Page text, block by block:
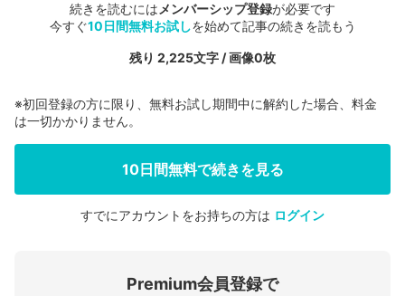
続きを読むには メンバーシップ登録が必要です
今すぐ10日間無料お試しを始めて記事の続きを読もう
残り 2,225文字 / 画像0枚
会員登録する
ログインする
※初回登録の方に限り、無料お試し期間中に解約した場合、料金
は一切かかりません。
10日間無料で続きを見る
すでにアカウントをお持ちの方は ログイン
Premium会員登録で